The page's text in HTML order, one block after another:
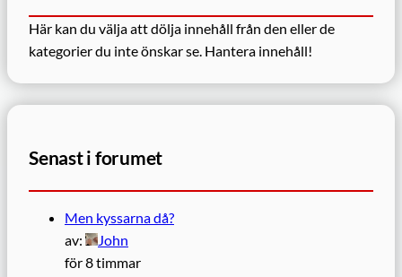
Här kan du välja att dölja innehåll från den eller de
kategorier du inte önskar se. Hantera innehåll!
Senast i forumet
Men kyssarna då?
av:
John
för 8 timmar